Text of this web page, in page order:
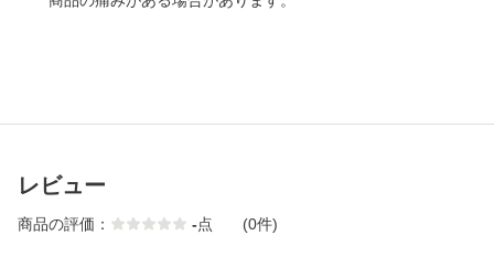
レビュー
商品の評価： -点 (0件)